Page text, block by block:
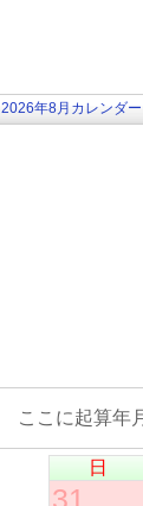
2026年8月カレンダー
ここに起算年
日
31